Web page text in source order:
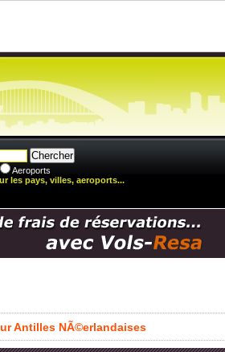
Aeroports
les pays, villes, aeroports...
Antilles NÃ©erlandaises